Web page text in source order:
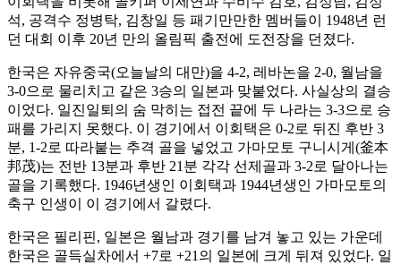
석, 공격수 정병탁, 김창일 등 패기만만한 멤버들이 1948년 런
던 대회 이후 20년 만의 올림픽 출전에 도전장을 던졌다.
한국은 자유중국(오늘날의 대만)을 4-2, 레바논을 2-0, 월남을
3-0으로 물리치고 같은 3승의 일본과 맞붙었다. 사실상의 결승
이었다. 일진일퇴의 숨 막히는 접전 끝에 두 나라는 3-3으로 승
패를 가리지 못했다. 이 경기에서 이회택은 0-2로 뒤진 후반 3
분, 1-2로 따라붙는 추격 골을 넣었고 가마모토 구니시게(釜本
邦茂)는 전반 13분과 후반 21분 각각 선제골과 3-2로 달아나는
골을 기록했다. 1946년생인 이회택과 1944년생인 가마모토의
축구 인생이 이 경기에서 갈렸다.
한국은 필리핀, 일본은 월남과 경기를 남겨 놓고 있는 가운데
한국은 골득실차에서 +7로 +21의 일본에 크게 뒤져 있었다. 일